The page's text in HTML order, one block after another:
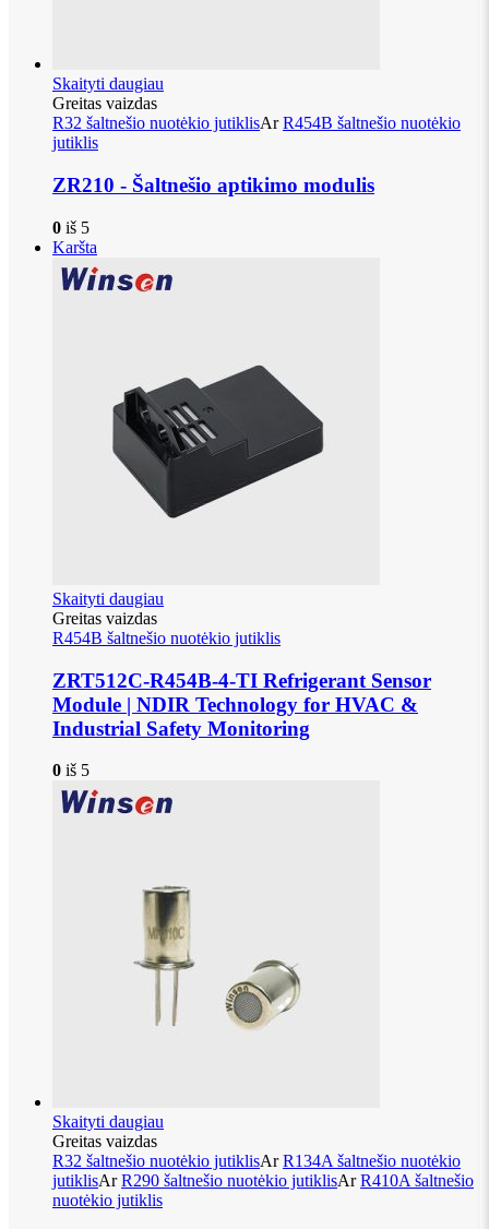
Skaityti daugiau
Greitas vaizdas
R32 šaltnešio nuotėkio jutiklisArR454B šaltnešio nuotėkio
jutiklis
ZR210 - Šaltnešio aptikimo modulis
0 iš 5
Karšta
Skaityti daugiau
Greitas vaizdas
R454B šaltnešio nuotėkio jutiklis
ZRT512C-R454B-4-TI Refrigerant Sensor
Module | NDIR Technology for HVAC &
Industrial Safety Monitoring
0 iš 5
Skaityti daugiau
Greitas vaizdas
R32 šaltnešio nuotėkio jutiklisArR134A šaltnešio nuotėkio
jutiklisArR290 šaltnešio nuotėkio jutiklisArR410A šaltnešio
nuotėkio jutiklis